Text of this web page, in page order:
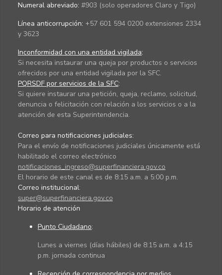
Numeral abreviado: #903 (solo operadores Claro y Tigo)
Línea anticorrupción: +57 601 594 0200 extensiones 2334
y 3623
Inconformidad con una entidad vigilada:
Si necesita instaurar una queja por productos o servicios
ofrecidos por una entidad vigilada por la SFC.
PQRSDF por servicios de la SFC:
Si quiere instaurar una petición, queja, reclamo, solicitud,
denuncia o felicitación con relación a los servicios o a la
atención de esta Superintendencia.
Correo para notificaciones judiciales:
Para el envío de notificaciones judiciales únicamente está
habilitado el correo electrónico
notificaciones_ingreso@superfinanciera.gov.co
El horario de este canal es de 8:15 a.m. a 5:00 p.m.
Correo institucional:
super@superfinanciera.gov.co
Horario de atención
Punto Ciudadano:
Lunes a viernes (días hábiles) de 8:15 a.m. a 4:15
p.m. jornada continua